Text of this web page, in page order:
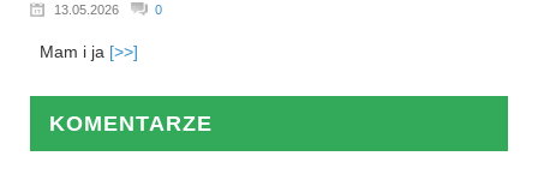
13.05.2026 0
Mam i ja [>>]
KOMENTARZE